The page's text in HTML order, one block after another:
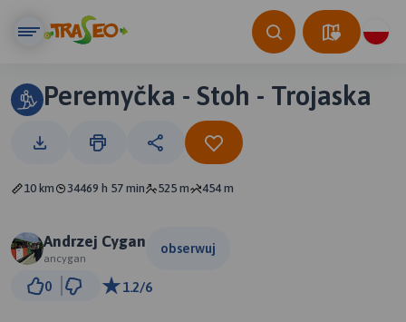
Peremyčka - Stoh - Trojaska
10 km 34469 h 57 min 525 m 454 m
Andrzej Cygan
ancygan
obserwuj
0 1.2/6